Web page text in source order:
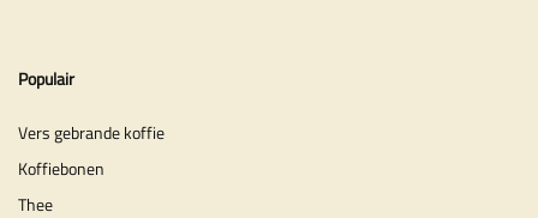
Populair
Vers gebrande koffie
Koffiebonen
Thee